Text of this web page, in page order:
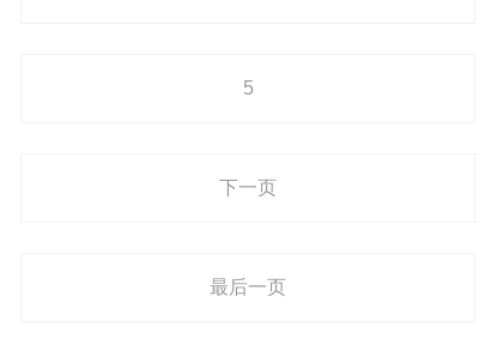
5
下一页
最后一页